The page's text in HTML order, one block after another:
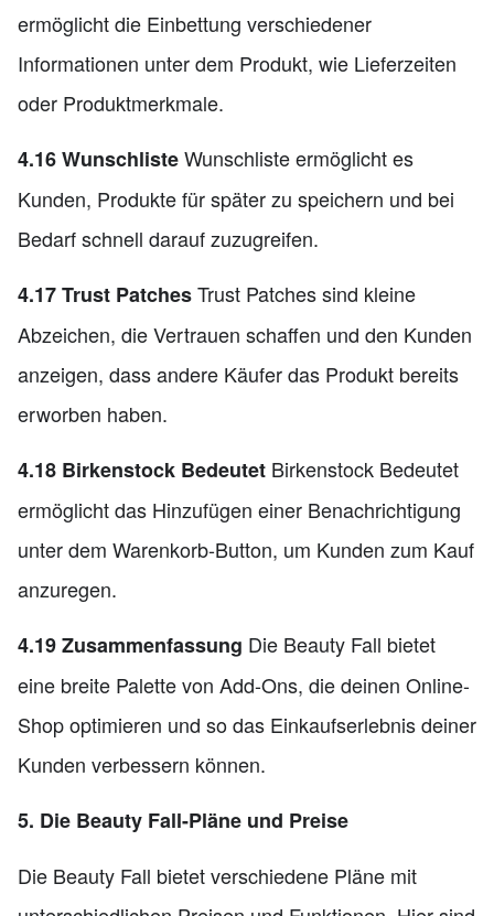
ermöglicht die Einbettung verschiedener
Informationen unter dem Produkt, wie Lieferzeiten
oder Produktmerkmale.
4.16 WunschlisteWunschliste ermöglicht es
Kunden, Produkte für später zu speichern und bei
Bedarf schnell darauf zuzugreifen.
4.17 Trust PatchesTrust Patches sind kleine
Abzeichen, die Vertrauen schaffen und den Kunden
anzeigen, dass andere Käufer das Produkt bereits
erworben haben.
4.18 Birkenstock Bedeutet Birkenstock Bedeutet
ermöglicht das Hinzufügen einer Benachrichtigung
unter dem Warenkorb-Button, um Kunden zum Kauf
anzuregen.
4.19 Zusammenfassung Die Beauty Fall bietet
eine breite Palette von Add-Ons, die deinen Online-
Shop optimieren und so das Einkaufserlebnis deiner
Kunden verbessern können.
5. Die Beauty Fall-Pläne und Preise
Die Beauty Fall bietet verschiedene Pläne mit